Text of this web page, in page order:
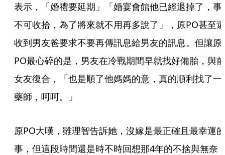
表示，「婚禮要延期」「婚宴會館他已經退掉了，事
不可收拾，為了將來就不用再多說了」，原PO甚至還
收到男友爸要求不要再傳訊息給男友的訊息。但讓原
PO最心碎的是，男友在冷戰期間早就找好備胎，與前
女友復合，「也是順了他媽媽的意，真的順利找了一
藥師，呵呵。」
原PO大嘆，雖理智告訴她，沒嫁是最正確且最幸運的
事，但這段時間還是時不時回想那4年的不捨與無奈